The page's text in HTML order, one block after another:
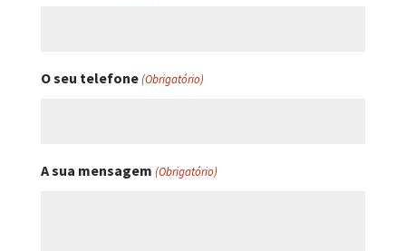
O seu telefone(Obrigatório)
A sua mensagem (Obrigatório)